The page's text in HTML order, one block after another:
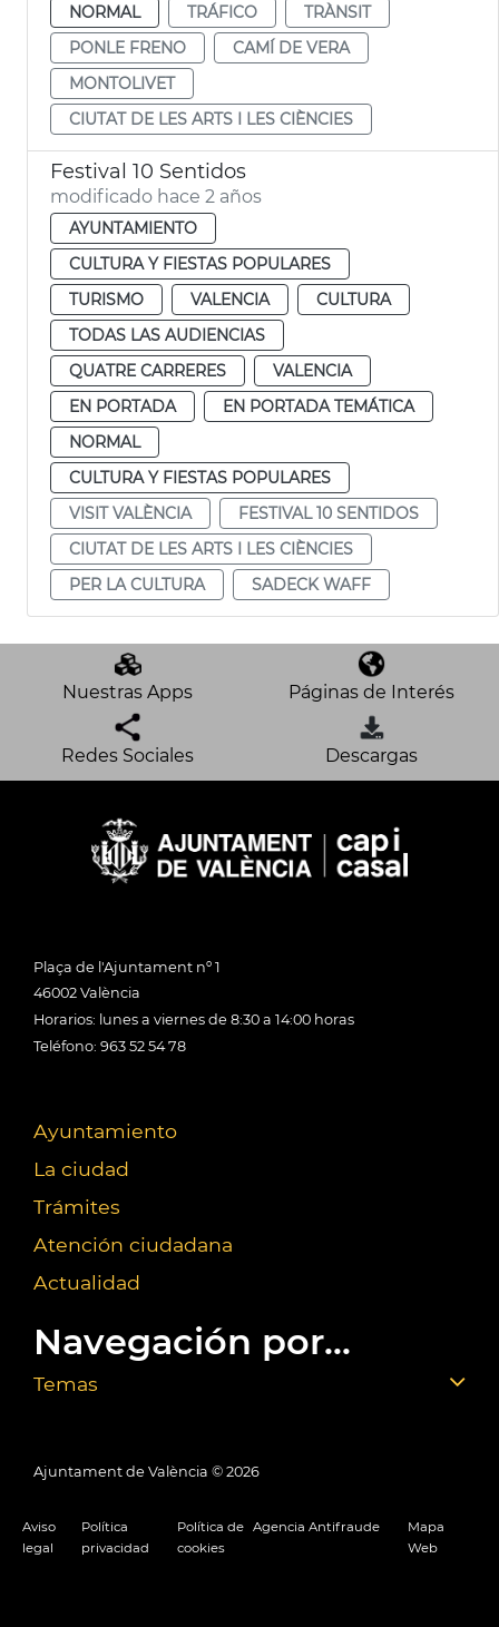
NORMAL
TRÁFICO
TRÀNSIT
PONLE FRENO
CAMÍ DE VERA
MONTOLIVET
CIUTAT DE LES ARTS I LES CIÈNCIES
Festival 10 Sentidos
modificado hace 2 años
AYUNTAMIENTO
CULTURA Y FIESTAS POPULARES
TURISMO
VALENCIA
CULTURA
TODAS LAS AUDIENCIAS
QUATRE CARRERES
VALENCIA
EN PORTADA
EN PORTADA TEMÁTICA
NORMAL
CULTURA Y FIESTAS POPULARES
VISIT VALÈNCIA
FESTIVAL 10 SENTIDOS
CIUTAT DE LES ARTS I LES CIÈNCIES
PER LA CULTURA
SADECK WAFF
Nuestras Apps Páginas de Interés
Redes Sociales Descargas
Plaça de l'Ajuntament nº 1
46002 València
Horarios: lunes a viernes de 8:30 a 14:00 horas
Teléfono: 963 52 54 78
Ayuntamiento
La ciudad
Trámites
Atención ciudadana
Actualidad
Navegación por...
Temas
Ajuntament de València © 2026
Aviso
legal
Política
privacidad
Política de
cookies
Agencia Antifraude
Mapa
Web